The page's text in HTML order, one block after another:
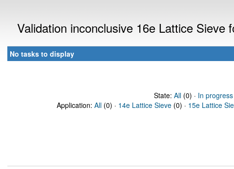
Validation inconclusive 16e Lattice
No tasks to display
State: All(0) · In progress
Application: All (0) · 14e Lattice Sieve (0) · 15e Lattice